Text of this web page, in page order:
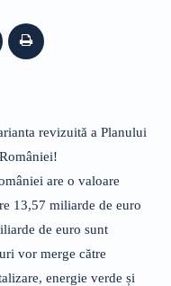
revizuită a Planului
are o valoare
13,57 miliarde de euro
de euro sunt
vor merge către
energie verde și